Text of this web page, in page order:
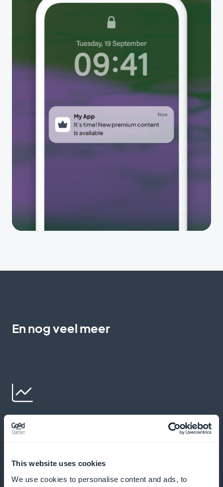
This website uses cookies
We use cookies to personalise content and ads, to
En nog veel meer
Foto's van hoge kwaliteit
gepresenteerde gerechten om je te inspireren en te
begeleiden bij het koken